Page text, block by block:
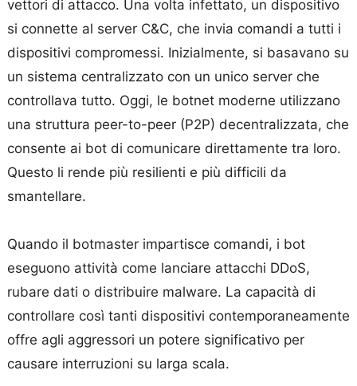
vettori di attacco. Una volta infettato, un dispositivo
si connette al server C&C, che invia comandi a tutti i
dispositivi compromessi. Inizialmente, si basavano su
un sistema centralizzato con un unico server che
controllava tutto. Oggi, le botnet moderne utilizzano
una struttura peer-to-peer (P2P) decentralizzata, che
consente ai bot di comunicare direttamente tra loro.
Questo li rende più resilienti e più difficili da
smantellare.
Quando il botmaster impartisce comandi, i bot
eseguono attività come lanciare attacchi DDoS,
rubare dati o distribuire malware. La capacità di
controllare così tanti dispositivi contemporaneamente
offre agli aggressori un potere significativo per
causare interruzioni su larga scala.